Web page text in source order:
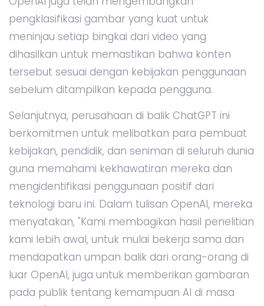
pengklasifikasi gambar yang kuat untuk
meninjau setiap bingkai dari video yang
dihasilkan untuk memastikan bahwa konten
tersebut sesuai dengan kebijakan penggunaan
sebelum ditampilkan kepada pengguna.
Selanjutnya, perusahaan di balik ChatGPT ini
berkomitmen untuk melibatkan para pembuat
kebijakan, pendidik, dan seniman di seluruh dunia
guna memahami kekhawatiran mereka dan
mengidentifikasi penggunaan positif dari
teknologi baru ini. Dalam tulisan OpenAI, mereka
menyatakan, "Kami membagikan hasil penelitian
kami lebih awal, untuk mulai bekerja sama dan
mendapatkan umpan balik dari orang-orang di
luar OpenAI, juga untuk memberikan gambaran
pada publik tentang kemampuan AI di masa